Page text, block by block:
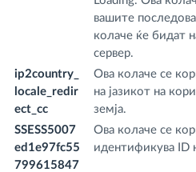
вашите
колаче ќе бидат
сервер.
ip2country_
locale_redir
ect_cc
Ова колаче се
на јазикот на
земја.
SSESS5007
ed1e97fc55
799615847
Ова колаче се
идентификува ID